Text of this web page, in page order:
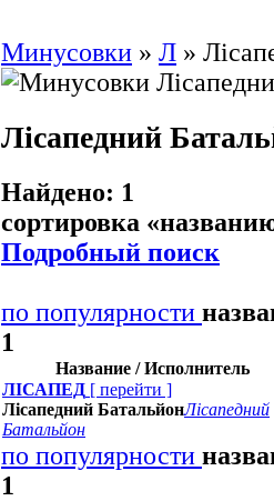
Минусовки » Л »
Лісапедний
Найдено: 1
сортировка «
Подробный поиск
по популярности
1
Название / Исполнитель
ЛІСАПЕД [ перейти ]
Лісапедний БатальйонЛісапедний
Батальйон
по популярности
1